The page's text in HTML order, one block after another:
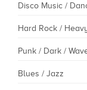
Disco Music /
Hard Rock /
Punk / Dark /
Blues / Jazz